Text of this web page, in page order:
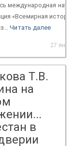
международная
«Всемирная
Читать далее
27 янв.
Т.В.
на
в